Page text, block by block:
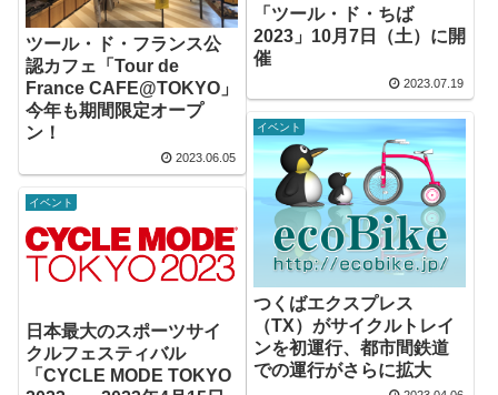
「ツール・ド・ちば
2023」10月7日（土）に開
催
2023.07.19
ツール・ド・フランス公
認カフェ「Tour de
France CAFE@TOKYO」
今年も期間限定オープ
ン！
2023.06.05
イベント
つくばエクスプレス
（TX）がサイクルトレイ
ンを初運行、都市間鉄道
での運行がさらに拡大
イベント
日本最大のスポーツサイ
クルフェスティバル
「CYCLE MODE TOKYO